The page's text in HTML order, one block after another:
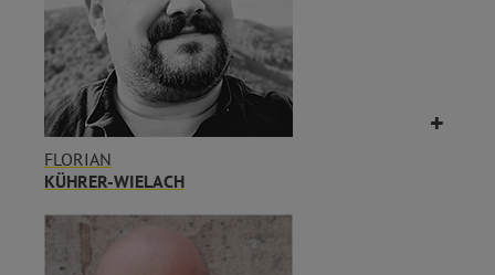
FLORIAN
KÜHRER-WIELACH